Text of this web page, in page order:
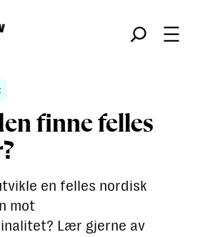
Søk
finne felles
en felles nordisk
mot
Lær gjerne av